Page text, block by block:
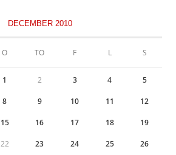
DECEMBER 2010
O TO F L S
1 2 3 4 5
8 9 10 11 12
15 16 17 18 19
22 23 24 25 26